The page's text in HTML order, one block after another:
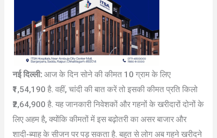
नई दिल्ली:आज के दिन सोने की कीमत 10 ग्राम के लिए
₹1,54,190 है. वहीं, चांदी की बात करें तो इसकी कीमत प्रति किलो
₹2,64,900 है. यह जानकारी निवेशकों और गहनों के खरीदारों दोनों के
लिए अहम है, क्योंकि कीमतों में इस बढ़ोतरी का असर बाजार और
शादी-ब्याह के सीजन पर पड़ सकता है. बहुत से लोग अब गहने खरीदने